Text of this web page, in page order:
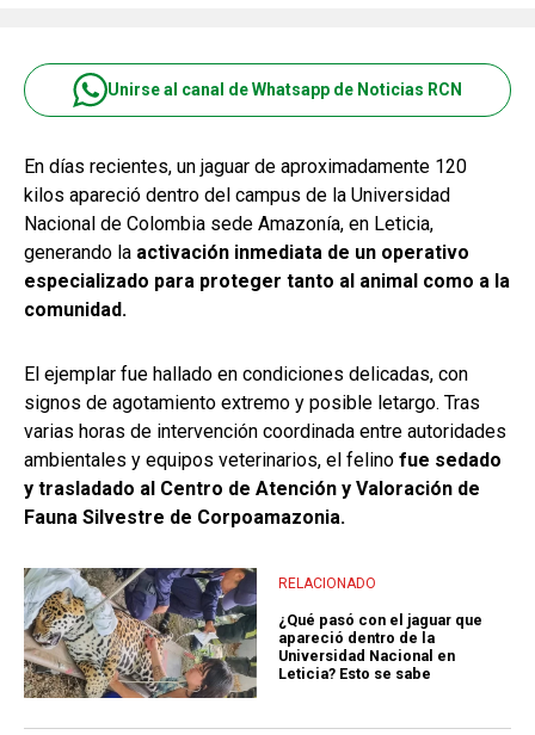
Unirse al canal de Whatsapp de Noticias RCN
En días recientes, un jaguar de aproximadamente 120
kilos apareció dentro del campus de la Universidad
Nacional de Colombia sede Amazonía, en Leticia,
generando la activación inmediata de un operativo
especializado para proteger tanto al animal como a la
comunidad.
El ejemplar fue hallado en condiciones delicadas, con
signos de agotamiento extremo y posible letargo. Tras
varias horas de intervención coordinada entre autoridades
ambientales y equipos veterinarios, el felino fue sedado
y trasladado al Centro de Atención y Valoración de
Fauna Silvestre de Corpoamazonia.
RELACIONADO
¿Qué pasó con el jaguar que
apareció dentro de la
Universidad Nacional en
Leticia? Esto se sabe